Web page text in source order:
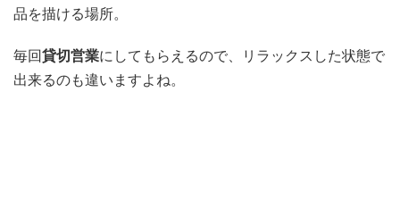
品を描ける場所。
毎回貸切営業にしてもらえるので、リラックスした状態で
出来るのも違いますよね。